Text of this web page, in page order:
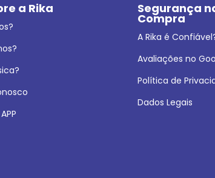
a Rika Segurança
Compra
A Rika é
Avaliações no
Política de
Dados Legais